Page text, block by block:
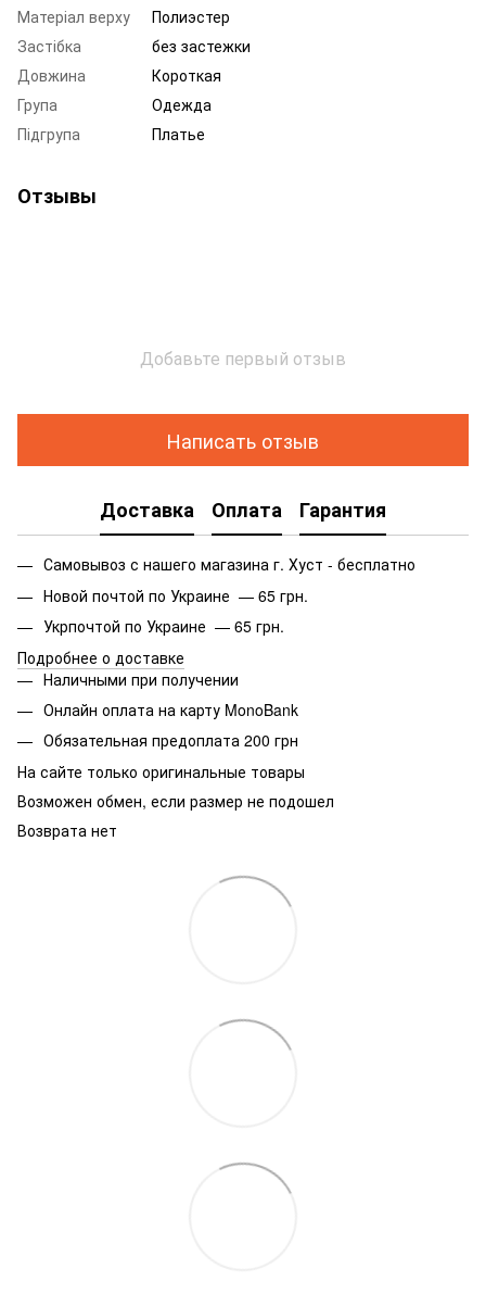
Матеріал верху
Полиэстер
Застібка
без застежки
Довжина
Короткая
Група
Одежда
Підгрупа
Платье
Отзывы
Добавьте первый отзыв
Написать отзыв
Доставка Оплата Гарантия
Самовывоз с нашего магазина г. Хуст - бесплатно
Новой почтой по Украине — 65 грн.
Укрпочтой по Украине — 65 грн.
Подробнее о доставке
Наличными при получении
Онлайн оплата на карту MonoBank
Обязательная предоплата 200 грн
На сайте только оригинальные товары
Возможен обмен, если размер не подошел
Возврата нет